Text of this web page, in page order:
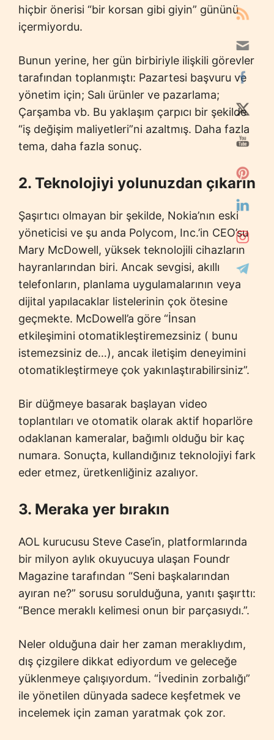
hiçbir önerisi “bir korsan gibi giyin” gününü
içermiyordu.
Bunun yerine, her gün birbiriyle ilişkili görevler
tarafından toplanmıştı: Pazartesi başvuru ve
yönetim için; Salı ürünler ve pazarlama;
Çarşamba vb. Bu yaklaşım çarpıcı bir şekilde
“iş değişim maliyetleri”ni azaltmış. Daha fazla
tema, daha fazla sonuç.
2. Teknolojiyi yolunuzdan çıkarın
Şaşırtıcı olmayan bir şekilde, Nokia’nın eski
yöneticisi ve şu anda Polycom, Inc.’in CEO’su
Mary McDowell, yüksek teknolojili cihazların
hayranlarından biri. Ancak sevgisi, akıllı
telefonların, planlama uygulamalarının veya
dijital yapılacaklar listelerinin çok ötesine
geçmekte. McDowell’a göre “İnsan
etkileşimini otomatikleştiremezsiniz ( bunu
istemezsiniz de…), ancak iletişim deneyimini
otomatikleştirmeye çok yakınlaştırabilirsiniz”.
Bir düğmeye basarak başlayan video
toplantıları ve otomatik olarak aktif hoparlöre
odaklanan kameralar, bağımlı olduğu bir kaç
numara. Sonuçta, kullandığınız teknolojiyi fark
eder etmez, üretkenliğiniz azalıyor.
3. Meraka yer bırakın
AOL kurucusu Steve Case’in, platformlarında
bir milyon aylık okuyucuya ulaşan Foundr
Magazine tarafından “Seni başkalarından
ayıran ne?” sorusu sorulduğuna, yanıtı şaşırttı:
“Bence meraklı kelimesi onun bir parçasıydı.”.
Neler olduğuna dair her zaman meraklıydım,
dış çizgilere dikkat ediyordum ve geleceğe
yüklenmeye çalışıyordum. “İvedinin zorbalığı”
ile yönetilen dünyada sadece keşfetmek ve
incelemek için zaman yaratmak çok zor.